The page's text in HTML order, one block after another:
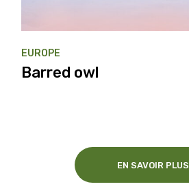
EUROPE
Barred owl
EN SAVOIR PLUS